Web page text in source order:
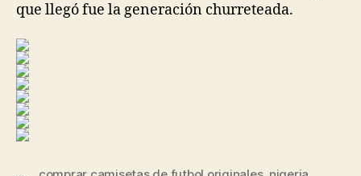
que llegó fue la generación churreteada.